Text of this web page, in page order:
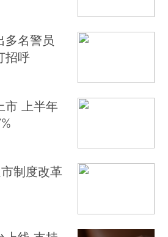
多名警员
招呼
市 上半年
制度改革